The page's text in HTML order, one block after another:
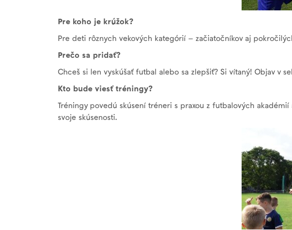
Pre koho je krúžok?
Pre deti rôznych vekových kategórií – začiatočníkov aj
Prečo sa pridať?
Chceš si len vyskúšať futbal alebo sa zlepšiť? Si vítaný! Objav v
Kto bude viesť tréningy?
Tréningy povedú skúsení tréneri s praxou z futbalových
svoje skúsenosti.